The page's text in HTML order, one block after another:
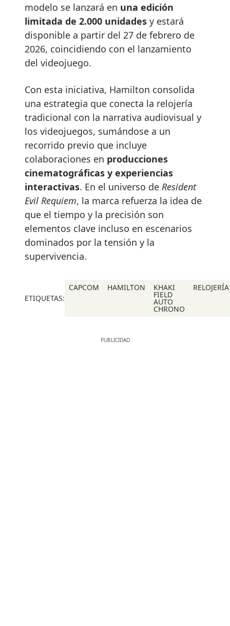
modelo se lanzará en una edición
limitada de 2.000 unidades y estará
disponible a partir del 27 de febrero de
2026, coincidiendo con el lanzamiento
del videojuego.
Con esta iniciativa, Hamilton consolida
una estrategia que conecta la relojería
tradicional con la narrativa audiovisual y
los videojuegos, sumándose a un
recorrido previo que incluye
colaboraciones en producciones
cinematográficas y experiencias
interactivas. En el universo de Resident
Evil Requiem, la marca refuerza la idea de
que el tiempo y la precisión son
elementos clave incluso en escenarios
dominados por la tensión y la
supervivencia.
ETIQUETAS:
CAPCOM HAMILTON KHAKI
FIELD
AUTO
CHRONO
RELOJERÍA